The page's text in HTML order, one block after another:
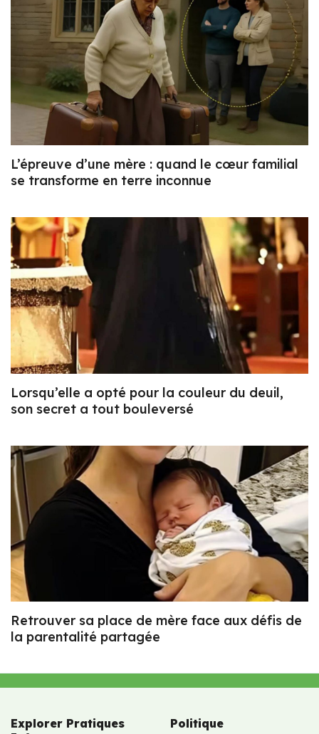
L’épreuve d’une mère : quand le cœur familial
se transforme en terre inconnue
Lorsqu’elle a opté pour la couleur du deuil,
son secret a tout bouleversé
Retrouver sa place de mère face aux défis de
la parentalité partagée
Explorer Pratiques
Politique